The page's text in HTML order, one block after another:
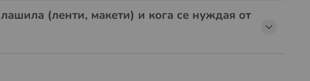
(ленти, макети) и кога се нуждая от